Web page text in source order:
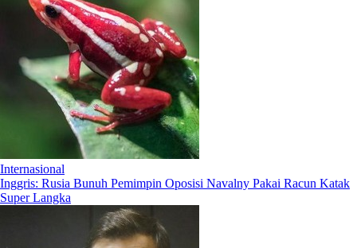
Internasional
Inggris: Rusia Bunuh Pemimpin Oposisi Navalny Pakai Racun Katak
Super Langka